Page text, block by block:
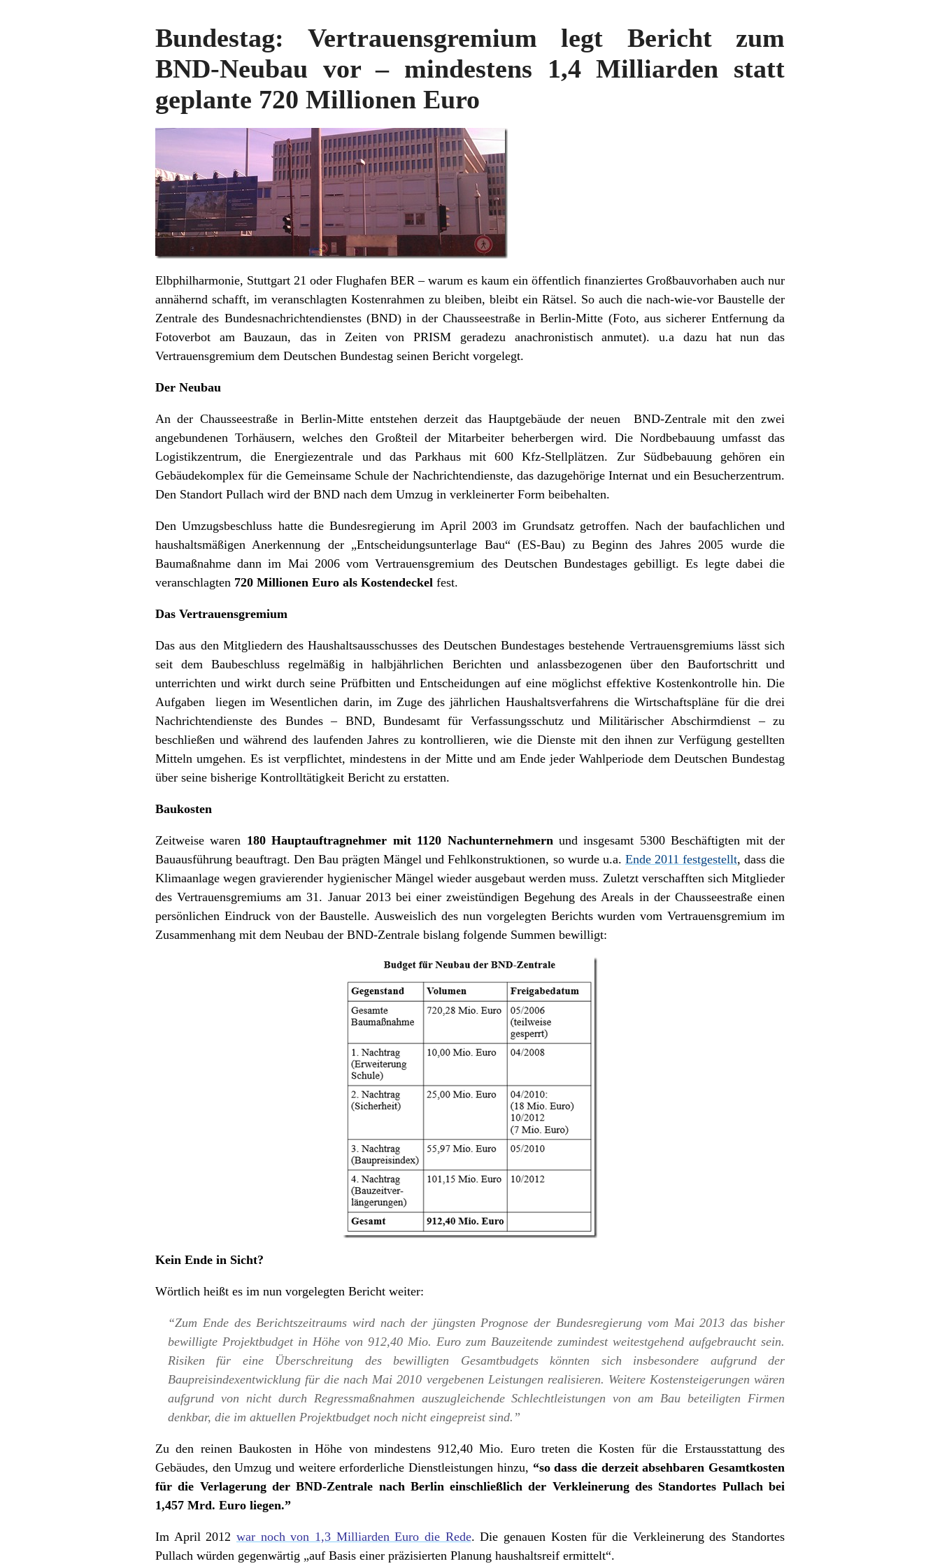
Bundestag: Vertrauensgremium legt Bericht zum
BND-Neubau vor – mindestens 1,4 Milliarden statt
geplante 720 Millionen Euro
Elbphilharmonie, Stuttgart 21 oder Flughafen BER – warum es kaum ein öffentlich finanziertes Großbauvorhaben auch nur
annähernd schafft, im veranschlagten Kostenrahmen zu bleiben, bleibt ein Rätsel. So auch die nach-wie-vor Baustelle der
Zentrale des Bundesnachrichtendienstes (BND) in der Chausseestraße in Berlin-Mitte (Foto, aus sicherer Entfernung da
Fotoverbot am Bauzaun, das in Zeiten von PRISM geradezu anachronistisch anmutet). u.a dazu hat nun das
Vertrauensgremium dem Deutschen Bundestag seinen Bericht vorgelegt.
Der Neubau
An der Chausseestraße in Berlin-Mitte entstehen derzeit das Hauptgebäude der neuen BND-Zentrale mit den zwei
angebundenen Torhäusern, welches den Großteil der Mitarbeiter beherbergen wird. Die Nordbebauung umfasst das
Logistikzentrum, die Energiezentrale und das Parkhaus mit 600 Kfz-Stellplätzen. Zur Südbebauung gehören ein
Gebäudekomplex für die Gemeinsame Schule der Nachrichtendienste, das dazugehörige Internat und ein Besucherzentrum.
Den Standort Pullach wird der BND nach dem Umzug in verkleinerter Form beibehalten.
Den Umzugsbeschluss hatte die Bundesregierung im April 2003 im Grundsatz getroffen. Nach der baufachlichen und
haushaltsmäßigen Anerkennung der „Entscheidungsunterlage Bau“ (ES-Bau) zu Beginn des Jahres 2005 wurde die
Baumaßnahme dann im Mai 2006 vom Vertrauensgremium des Deutschen Bundestages gebilligt. Es legte dabei die
veranschlagten 720 Millionen Euro als Kostendeckel fest.
Das Vertrauensgremium
Das aus den Mitgliedern des Haushaltsausschusses des Deutschen Bundestages bestehende Vertrauensgremiums lässt sich
seit dem Baubeschluss regelmäßig in halbjährlichen Berichten und anlassbezogenen über den Baufortschritt und
unterrichten und wirkt durch seine Prüfbitten und Entscheidungen auf eine möglichst effektive Kostenkontrolle hin. Die
Aufgaben liegen im Wesentlichen darin, im Zuge des jährlichen Haushaltsverfahrens die Wirtschaftspläne für die drei
Nachrichtendienste des Bundes – BND, Bundesamt für Verfassungsschutz und Militärischer Abschirmdienst – zu
beschließen und während des laufenden Jahres zu kontrollieren, wie die Dienste mit den ihnen zur Verfügung gestellten
Mitteln umgehen. Es ist verpflichtet, mindestens in der Mitte und am Ende jeder Wahlperiode dem Deutschen Bundestag
über seine bisherige Kontrolltätigkeit Bericht zu erstatten.
Baukosten
Zeitweise waren 180 Hauptauftragnehmer mit 1120 Nachunternehmern und insgesamt 5300 Beschäftigten mit der
Bauausführung beauftragt. Den Bau prägten Mängel und Fehlkonstruktionen, so wurde u.a. Ende 2011 festgestellt, dass die
Klimaanlage wegen gravierender hygienischer Mängel wieder ausgebaut werden muss. Zuletzt verschafften sich Mitglieder
des Vertrauensgremiums am 31. Januar 2013 bei einer zweistündigen Begehung des Areals in der Chausseestraße einen
persönlichen Eindruck von der Baustelle. Ausweislich des nun vorgelegten Berichts wurden vom Vertrauensgremium im
Zusammenhang mit dem Neubau der BND-Zentrale bislang folgende Summen bewilligt:
Kein Ende in Sicht?
Wörtlich heißt es im nun vorgelegten Bericht weiter:
“Zum Ende des Berichtszeitraums wird nach der jüngsten Prognose der Bundesregierung vom Mai 2013 das bisher
bewilligte Projektbudget in Höhe von 912,40 Mio. Euro zum Bauzeitende zumindest weitestgehend aufgebraucht sein.
Risiken für eine Überschreitung des bewilligten Gesamtbudgets könnten sich insbesondere aufgrund der
Baupreisindexentwicklung für die nach Mai 2010 vergebenen Leistungen realisieren. Weitere Kostensteigerungen wären
aufgrund von nicht durch Regressmaßnahmen auszugleichende Schlechtleistungen von am Bau beteiligten Firmen
denkbar, die im aktuellen Projektbudget noch nicht eingepreist sind.”
Zu den reinen Baukosten in Höhe von mindestens 912,40 Mio. Euro treten die Kosten für die Erstausstattung des
Gebäudes, den Umzug und weitere erforderliche Dienstleistungen hinzu, “so dass die derzeit absehbaren Gesamtkosten
für die Verlagerung der BND-Zentrale nach Berlin einschließlich der Verkleinerung des Standortes Pullach bei
1,457 Mrd. Euro liegen.”
Im April 2012 war noch von 1,3 Milliarden Euro die Rede. Die genauen Kosten für die Verkleinerung des Standortes
Pullach würden gegenwärtig „auf Basis einer präzisierten Planung haushaltsreif ermittelt“.